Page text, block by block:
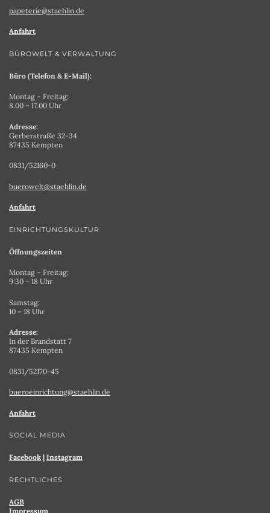
papeterie@staehlin.de
Anfahrt
BÜROWELT & VERWALTUNG
Büro (Telefon & E-Mail):
Montag – Freitag:
8.00 – 17.00 Uhr
Adresse:
Gerberstraße 32-34
87435 Kempten
0831/52160-0
buerowelt@staehlin.de
Anfahrt
EINRICHTUNGSKULTUR
Öffnungszeiten
Montag – Freitag:
9:30 – 18 Uhr
Samstag:
10 – 18 Uhr
Adresse:
In der Brandstatt 7
87435 Kempten
0831/52170-45
bueroeinrichtung@staehlin.de
Anfahrt
SOCIAL MEDIA
Facebook | Instagram
RECHTLICHES
AGB
Impressum